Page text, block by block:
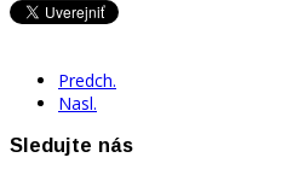
Predch.
Nasl.
Sledujte nás